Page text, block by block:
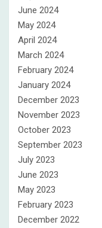
June 2024
May 2024
April 2024
March 2024
February 2024
January 2024
December 2023
November 2023
October 2023
September 2023
July 2023
June 2023
May 2023
February 2023
December 2022